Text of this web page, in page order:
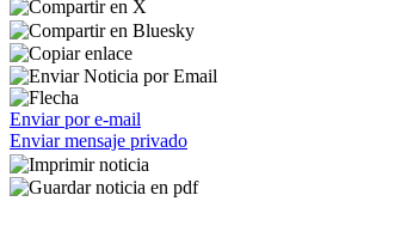
Enviar por e-mail
Enviar mensaje privado